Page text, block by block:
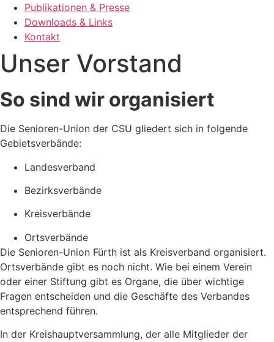
Publikationen & Presse
Downloads & Links
Kontakt
Unser Vorstand
So sind wir organisiert
Die Senioren-Union der CSU gliedert sich in folgende
Gebietsverbände:
Landesverband
Bezirksverbände
Kreisverbände
Ortsverbände
Die Senioren-Union Fürth ist als Kreisverband organisiert.
Ortsverbände gibt es noch nicht. Wie bei einem Verein
oder einer Stiftung gibt es Organe, die über wichtige
Fragen entscheiden und die Geschäfte des Verbandes
entsprechend führen.
In der Kreishauptversammlung, der alle Mitglieder der